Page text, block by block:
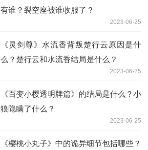
有谁？裂空座被谁收服了？
2023-06-25
《灵剑尊》水流香背叛楚行云原因是什
么？楚行云和水流香结局是什么？
2023-06-25
《百变小樱透明牌篇》的结局是什么？小
狼隐瞒了什么？
2023-06-25
《樱桃小丸子》中的诡异细节包括哪些？